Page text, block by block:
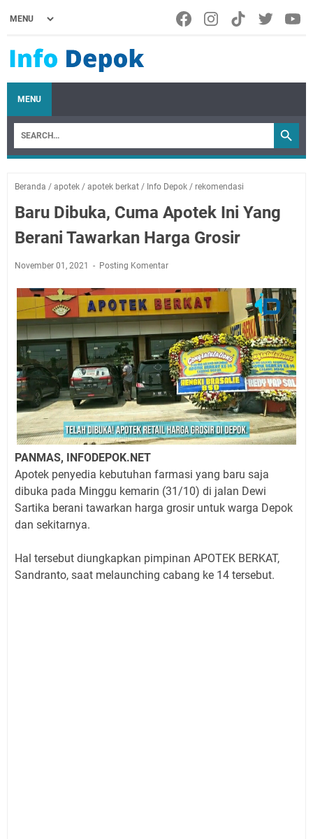
MENU
Beranda / apotek / apotek berkat / Info Depok / rekomendasi
Baru Dibuka, Cuma Apotek Ini Yang
Berani Tawarkan Harga Grosir
November 01, 2021 Posting Komentar
PANMAS, INFODEPOK.NET
Apotek penyedia kebutuhan farmasi yang baru saja
dibuka pada Minggu kemarin (31/10) di jalan Dewi
Sartika berani tawarkan harga grosir untuk warga Depok
dan sekitarnya.
Hal tersebut diungkapkan pimpinan APOTEK BERKAT,
Sandranto, saat melaunching cabang ke 14 tersebut.